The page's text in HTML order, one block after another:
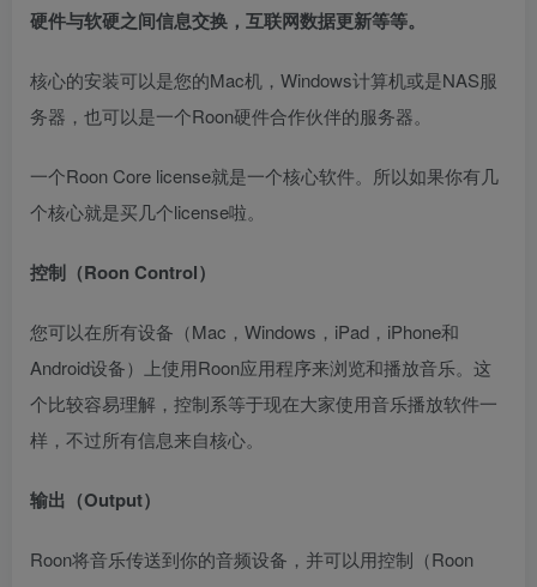
硬件与软硬之间信息交换，互联网数据更新等等。
核心的安装可以是您的Mac机，Windows计算机或是NAS服
务器，也可以是一个Roon硬件合作伙伴的服务器。
一个Roon Core license就是一个核心软件。所以如果你有几
个核心就是买几个license啦。
控制（Roon Control）
您可以在所有设备（Mac，Windows，iPad，iPhone和
Android设备）上使用Roon应用程序来浏览和播放音乐。这
个比较容易理解，控制系等于现在大家使用音乐播放软件一
样，不过所有信息来自核心。
输出（Output）
Roon将音乐传送到你的音频设备，并可以用控制（Roon